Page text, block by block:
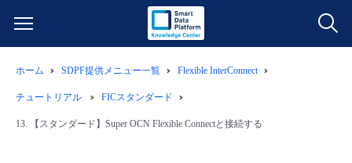
サービス一覧
データ利活用
よくある質問
ホーム SDPF提供メニュー一覧 Flexible InterConnect
チュートリアル FICスタンダード
13. 【スタンダード】Super OCN Flexible Connectと接続する